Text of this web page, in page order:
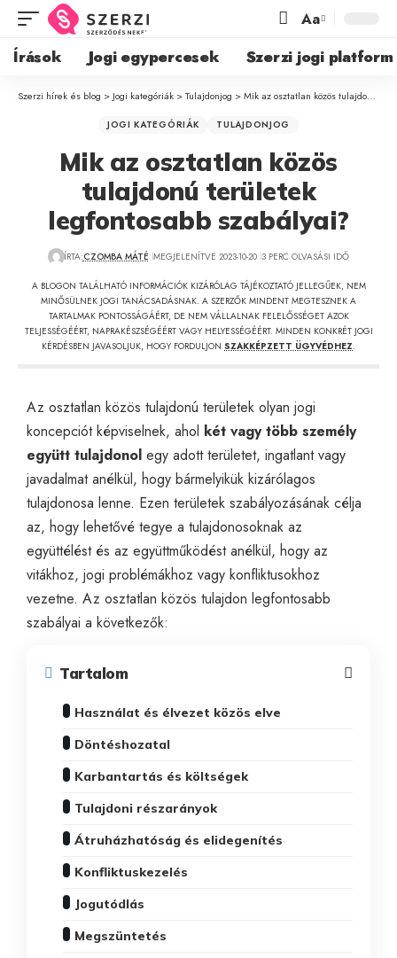
Aa
Írások Jogi egypercesek Szerzi jogi platform
Szerzi hírek és blog > Jogi kategóriák >Tulajdonjog >Mik az osztatlan közös tulajdonú területek legfontosabb szabályai?
JOGI KATEGÓRIÁK TULAJDONJOG
Mik az osztatlan közös
tulajdonú területek
legfontosabb szabályai?
ÍRTA:CZOMBA MÁTÉ MEGJELENÍTVE 2023-10-20 3 PERC OLVASÁSI IDŐ
A BLOGON TALÁLHATÓ INFORMÁCIÓK KIZÁRÓLAG TÁJÉKOZTATÓ JELLEGŰEK, NEM
MINŐSÜLNEK JOGI TANÁCSADÁSNAK. A SZERZŐK MINDENT MEGTESZNEK A
TARTALMAK PONTOSSÁGÁÉRT, DE NEM VÁLLALNAK FELELŐSSÉGET AZOK
TELJESSÉGÉÉRT, NAPRAKÉSZSÉGÉÉRT VAGY HELYESSÉGÉÉRT. MINDEN KONKRÉT JOGI
KÉRDÉSBEN JAVASOLJUK, HOGY FORDULJON SZAKKÉPZETT ÜGYVÉDHEZ.
Az osztatlan közös tulajdonú területek olyan jogi
koncepciót képviselnek, ahol két vagy több személy
együtt tulajdonol egy adott területet, ingatlant vagy
javadalmat anélkül, hogy bármelyikük kizárólagos
tulajdonosa lenne. Ezen területek szabályozásának célja
az, hogy lehetővé tegye a tulajdonosoknak az
együttélést és az együttműködést anélkül, hogy az
vitákhoz, jogi problémákhoz vagy konfliktusokhoz
vezetne. Az osztatlan közös tulajdon legfontosabb
szabályai a következők:
Tartalom
Használat és élvezet közös elve
Döntéshozatal
Karbantartás és költségek
Tulajdoni részarányok
Átruházhatóság és elidegenítés
Konfliktuskezelés
Jogutódlás
Megszüntetés